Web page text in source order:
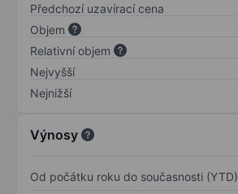
Předchozí uzavírací cena
Objem
Relativní objem
Nejvyšší
Nejnižší
Výnosy
Od počátku roku do současnosti (YTD)